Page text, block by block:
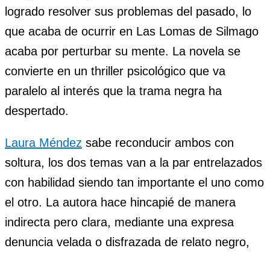
logrado resolver sus problemas del pasado, lo
que acaba de ocurrir en Las Lomas de Silmago
acaba por perturbar su mente. La novela se
convierte en un thriller psicológico que va
paralelo al interés que la trama negra ha
despertado.
Laura Méndez sabe reconducir ambos con
soltura, los dos temas van a la par entrelazados
con habilidad siendo tan importante el uno como
el otro. La autora hace hincapié de manera
indirecta pero clara, mediante una expresa
denuncia velada o disfrazada de relato negro,